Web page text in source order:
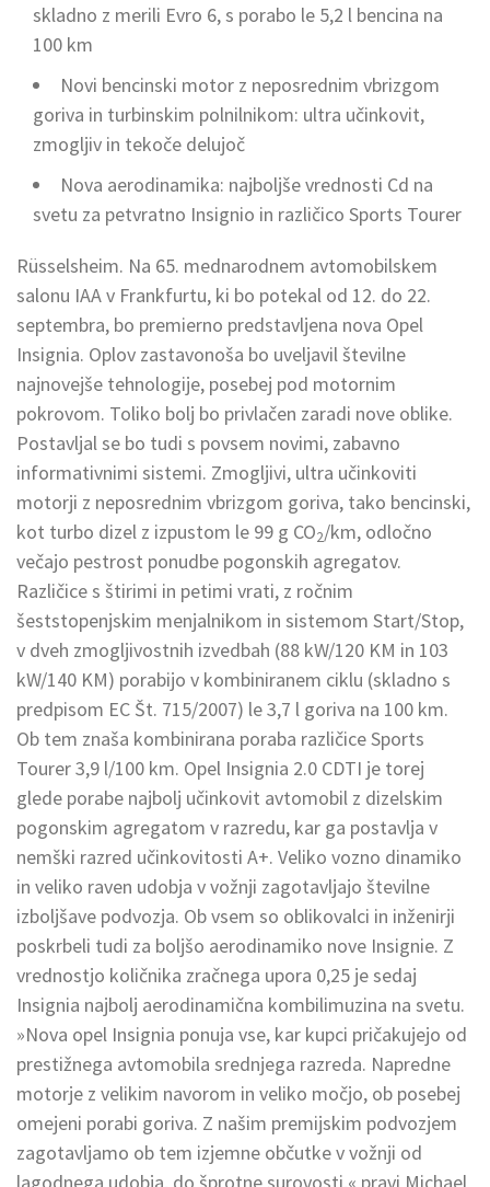
skladno z merili Evro 6, s porabo le 5,2 l bencina na
100 km
Novi bencinski motor z neposrednim vbrizgom
goriva in turbinskim polnilnikom: ultra učinkovit,
zmogljiv in tekoče delujoč
Nova aerodinamika: najboljše vrednosti Cd na
svetu za petvratno Insignio in različico Sports Tourer
Rüsselsheim. Na 65. mednarodnem avtomobilskem
salonu IAA v Frankfurtu, ki bo potekal od 12. do 22.
septembra, bo premierno predstavljena nova Opel
Insignia. Oplov zastavonoša bo uveljavil številne
najnovejše tehnologije, posebej pod motornim
pokrovom. Toliko bolj bo privlačen zaradi nove oblike.
Postavljal se bo tudi s povsem novimi, zabavno
informativnimi sistemi. Zmogljivi, ultra učinkoviti
motorji z neposrednim vbrizgom goriva, tako bencinski,
kot turbo dizel z izpustom le 99 g CO2/km, odločno
večajo pestrost ponudbe pogonskih agregatov.
Različice s štirimi in petimi vrati, z ročnim
šeststopenjskim menjalnikom in sistemom Start/Stop,
v dveh zmogljivostnih izvedbah (88 kW/120 KM in 103
kW/140 KM) porabijo v kombiniranem ciklu (skladno s
predpisom EC Št. 715/2007) le 3,7 l goriva na 100 km.
Ob tem znaša kombinirana poraba različice Sports
Tourer 3,9 l/100 km. Opel Insignia 2.0 CDTI je torej
glede porabe najbolj učinkovit avtomobil z dizelskim
pogonskim agregatom v razredu, kar ga postavlja v
nemški razred učinkovitosti A+. Veliko vozno dinamiko
in veliko raven udobja v vožnji zagotavljajo številne
izboljšave podvozja. Ob vsem so oblikovalci in inženirji
poskrbeli tudi za boljšo aerodinamiko nove Insignie. Z
vrednostjo količnika zračnega upora 0,25 je sedaj
Insignia najbolj aerodinamična kombilimuzina na svetu.
»Nova opel Insignia ponuja vse, kar kupci pričakujejo od
prestižnega avtomobila srednjega razreda. Napredne
motorje z velikim navorom in veliko močjo, ob posebej
omejeni porabi goriva. Z našim premijskim podvozjem
zagotavljamo ob tem izjemne občutke v vožnji od
lagodnega udobja, do šprotne surovosti,« pravi Michael